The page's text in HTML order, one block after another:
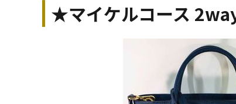
★マイケルコース